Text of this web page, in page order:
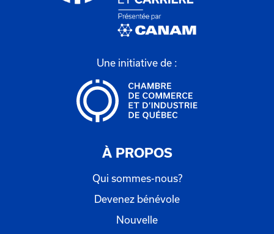
Une initiative de :
À PROPOS
Qui sommes-nous?
Devenez bénévole
Nouvelle